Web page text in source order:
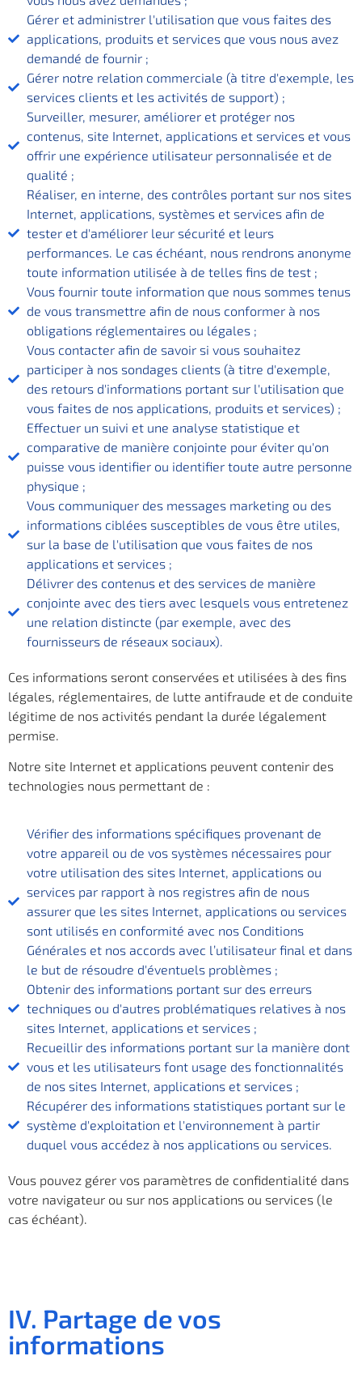
Gérer et administrer l'utilisation que vous faites des
applications, produits et services que vous nous avez
demandé de fournir ;
Gérer notre relation commerciale (à titre d'exemple, les
services clients et les activités de support) ;
Surveiller, mesurer, améliorer et protéger nos
contenus, site Internet, applications et services et vous
offrir une expérience utilisateur personnalisée et de
qualité ;
Réaliser, en interne, des contrôles portant sur nos sites
Internet, applications, systèmes et services afin de
tester et d'améliorer leur sécurité et leurs
performances. Le cas échéant, nous rendrons anonyme
toute information utilisée à de telles fins de test ;
Vous fournir toute information que nous sommes tenus
de vous transmettre afin de nous conformer à nos
obligations réglementaires ou légales ;
Vous contacter afin de savoir si vous souhaitez
participer à nos sondages clients (à titre d'exemple,
des retours d'informations portant sur l'utilisation que
vous faites de nos applications, produits et services) ;
Effectuer un suivi et une analyse statistique et
comparative de manière conjointe pour éviter qu'on
puisse vous identifier ou identifier toute autre personne
physique ;
Vous communiquer des messages marketing ou des
informations ciblées susceptibles de vous être utiles,
sur la base de l'utilisation que vous faites de nos
applications et services ;
Délivrer des contenus et des services de manière
conjointe avec des tiers avec lesquels vous entretenez
une relation distincte (par exemple, avec des
fournisseurs de réseaux sociaux).
Ces informations seront conservées et utilisées à des fins
légales, réglementaires, de lutte antifraude et de conduite
légitime de nos activités pendant la durée légalement
permise.
Notre site Internet et applications peuvent contenir des
technologies nous permettant de :
Vérifier des informations spécifiques provenant de
votre appareil ou de vos systèmes nécessaires pour
votre utilisation des sites Internet, applications ou
services par rapport à nos registres afin de nous
assurer que les sites Internet, applications ou services
sont utilisés en conformité avec nos Conditions
Générales et nos accords avec l’utilisateur final et dans
le but de résoudre d'éventuels problèmes ;
Obtenir des informations portant sur des erreurs
techniques ou d'autres problématiques relatives à nos
sites Internet, applications et services ;
Recueillir des informations portant sur la manière dont
vous et les utilisateurs font usage des fonctionnalités
de nos sites Internet, applications et services ;
Récupérer des informations statistiques portant sur le
système d'exploitation et l'environnement à partir
duquel vous accédez à nos applications ou services.
Vous pouvez gérer vos paramètres de confidentialité dans
votre navigateur ou sur nos applications ou services (le
cas échéant).
IV. Partage de vos
informations